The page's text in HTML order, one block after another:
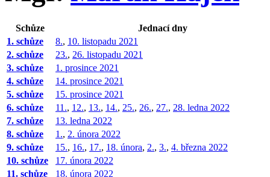
Schůze
Jednací dny
1. schůze
8., 10. listopadu 2021
2. schůze
23., 26. listopadu 2021
3. schůze
1. prosince 2021
4. schůze
14. prosince 2021
5. schůze
15. prosince 2021
6. schůze
11., 12., 13., 14., 25., 26., 27., 28. ledna 2022
7. schůze
13. ledna 2022
8. schůze
1., 2. února 2022
9. schůze
15., 16., 17., 18. února, 2., 3., 4. března 2022
10. schůze
17. února 2022
11. schůze
18. února 2022